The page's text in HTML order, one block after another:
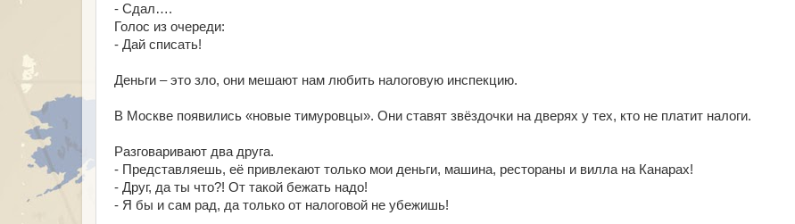
- Сдал….
Голос из очереди:
- Дай списать!
Деньги – это зло, они мешают нам любить налоговую инспекцию.
В Москве появились «новые тимуровцы». Они ставят звёздочки на дверях у тех, кто не платит налоги.
Разговаривают два друга.
- Представляешь, её привлекают только мои деньги, машина, рестораны и вилла на Канарах!
- Друг, да ты что?! От такой бежать надо!
- Я бы и сам рад, да только от налоговой не убежишь!